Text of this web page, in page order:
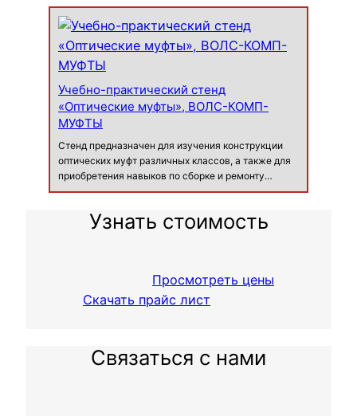
навыков в области монтажа волоконно-
оптических линий связи, подключения и монтажа
Учебно-практический стенд
«Оптические муфты», ВОЛС-КОМП-
МУФТЫ
Стенд предназначен для изучения конструкции
оптических муфт различных классов, а также для
приобретения навыков по сборке и ремонту
оптических муфт различных классов, по вводу
специальных комплектов для ввода оптического
Узнать стоимость
Просмотреть цены
Скачать прайс лист
Связаться с нами